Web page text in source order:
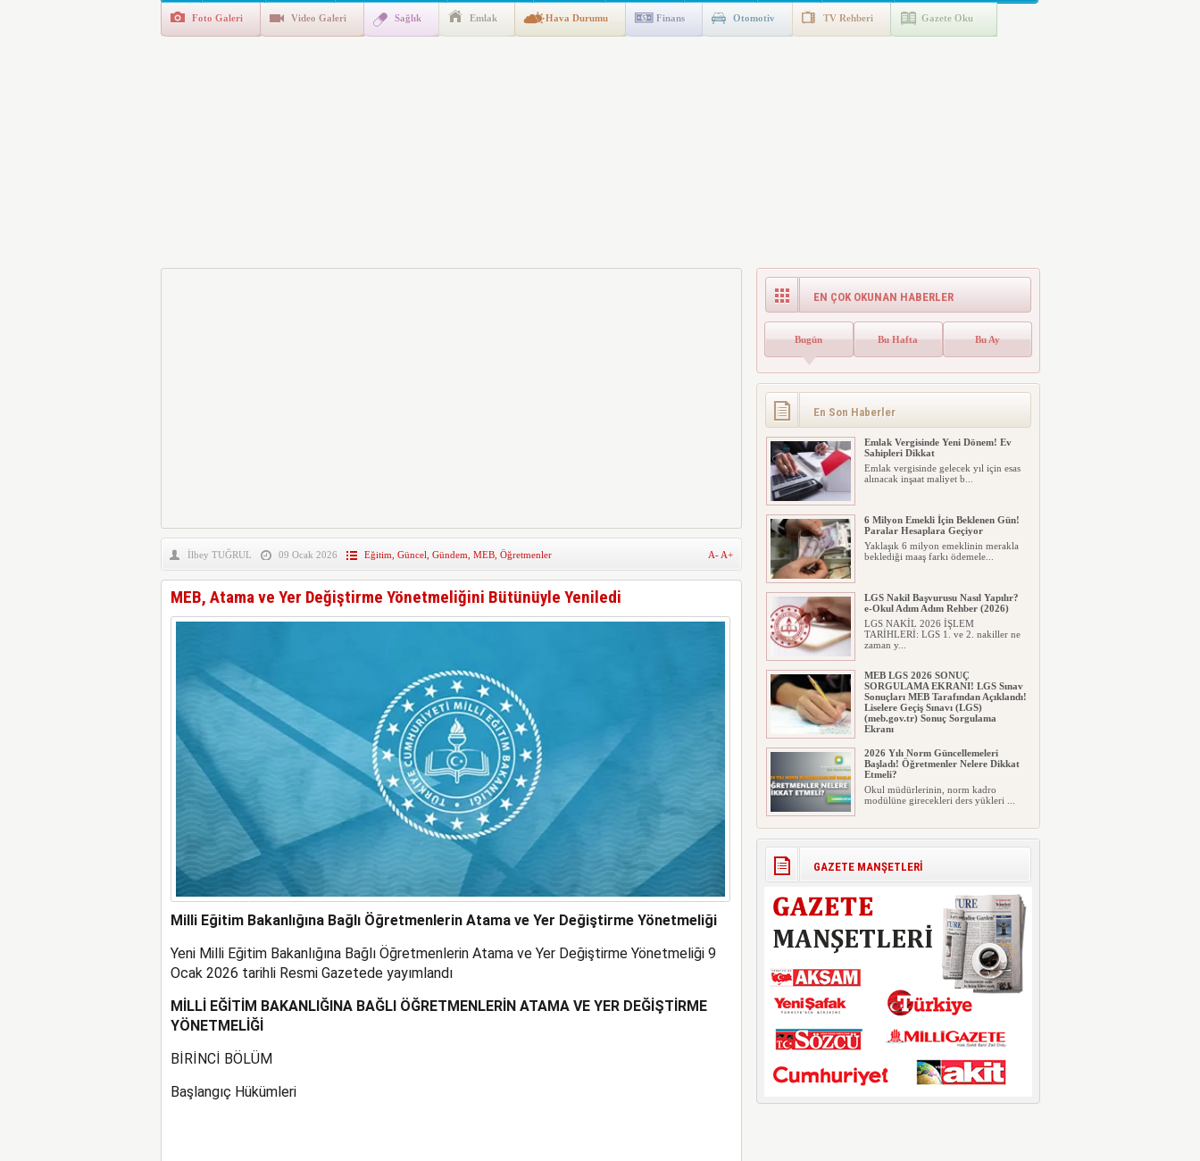
Polis Akademisi İç Güvenlik Fakültesine 350 Öğrenci Alınacak
Foto Galeri Video Galeri Sağlık Emlak Hava Durumu Finans Otomotiv TV Rehberi Gazete Oku
İlbey TUĞRUL 09 Ocak 2026 Eğitim Güncel Gündem MEB, Öğretmenler A- A+
MEB, Atama ve Yer Değiştirme Yönetmeliğini Bütünüyle Yeniledi
Milli Eğitim Bakanlığına Bağlı Öğretmenlerin Atama ve Yer Değiştirme Yönetmeliği
Yeni Milli Eğitim Bakanlığına Bağlı Öğretmenlerin Atama ve Yer Değiştirme Yönetmeliği 9
Ocak 2026 tarihli Resmi Gazetede yayımlandı
MİLLİ EĞİTİM BAKANLIĞINA BAĞLI ÖĞRETMENLERİN ATAMA VE YER DEĞİŞTİRME
YÖNETMELİĞİ
BİRİNCİ BÖLÜM
Başlangıç Hükümleri
EN ÇOK OKUNAN HABERLER
Bugün Bu Hafta Bu Ay
En Son Haberler
Emlak Vergisinde Yeni Dönem! Ev
Sahipleri Dikkat
Emlak vergisinde gelecek yıl için esas
alınacak inşaat maliyet b...
6 Milyon Emekli İçin Beklenen Gün!
Paralar Hesaplara Geçiyor
Yaklaşık 6 milyon emeklinin merakla
beklediği maaş farkı ödemele...
LGS Nakil Başvurusu Nasıl Yapılır?
e-Okul Adım Adım Rehber (2026)
LGS NAKİL 2026 İŞLEM
TARİHLERİ: LGS 1. ve 2. nakiller ne
zaman y...
MEB LGS 2026 SONUÇ
SORGULAMA EKRANI! LGS Sınav
Sonuçları MEB Tarafından Açıklandı!
Liselere Geçiş Sınavı (LGS)
(meb.gov.tr) Sonuç Sorgulama
Ekranı
Milyonlarca öğrenci için ...
2026 Yılı Norm Güncellemeleri
Başladı! Öğretmenler Nelere Dikkat
Etmeli?
Okul müdürlerinin, norm kadro
modülüne girecekleri ders yükleri ...
Polis Akademisi İç Güvenlik
Fakültesine 350 Öğrenci Alınacak
Güvenlik Fakültesi'ne 2026 yıl...
E-Devlet Unutulan Para Sorgulaması
Başladı: Unuttuğunuz Paralar
Ortaya Çıkabilir, Mirasçıları da
İlgilendiriyor
Dijital ödeme alışkanlıklarının
yaygınlaşmasıyla birlikte elektr...
İşte Okullarda Öğrencilerin
Kıyafet/Formalarının Belirlenmesine
Dair Usul ve Esaslar
Genel Müdürlüğü 22.07.2026 ...
Motorine Gece Yarısı Büyük İndirim
ABD-İran arasında yeniden diplomasi
yürütüleceği sinyallerinin p...
GAZETE MANŞETLERİ